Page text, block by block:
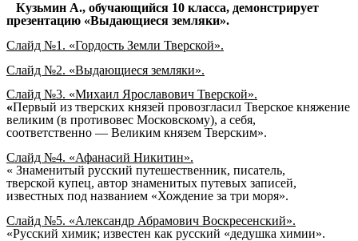
Кузьмин А., обучающийся 10 класса, демонстрирует
презентацию «Выдающиеся земляки».
Слайд №1. «Гордость Земли Тверской».
Слайд №2. «Выдающиеся земляки».
Слайд №3. «Михаил Ярославович Тверской».
«Первый из тверских князей провозгласил Тверское княжение
великим (в противовес Московскому), а себя,
соответственно — Великим князем Тверским».
Слайд №4. «Афанасий Никитин».
« Знаменитый русский путешественник, писатель,
тверской купец, автор знаменитых путевых записей,
известных под названием «Хождение за три моря».
Слайд №5. «Александр Абрамович Воскресенский».
«Русский химик; известен как русский «дедушка химии».